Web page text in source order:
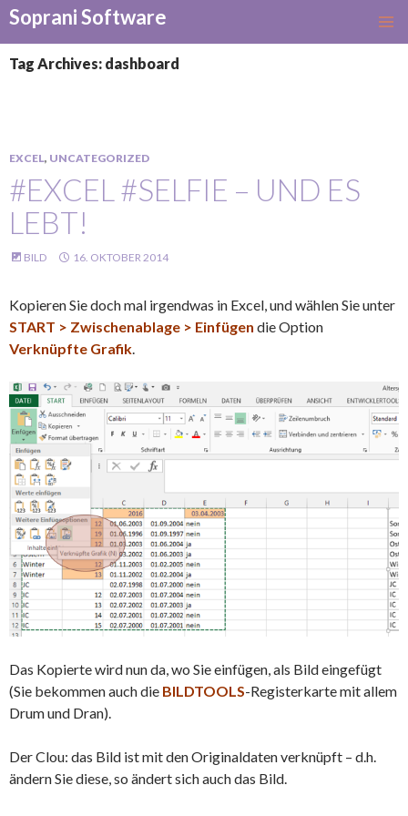
Soprani Software
TO
CONTENT
Tag Archives: dashboard
EXCEL, UNCATEGORIZED
#EXCEL #SELFIE – UND ES
LEBT!
BILD 16. OKTOBER 2014
Kopieren Sie doch mal irgendwas in Excel, und wählen Sie unter
START > Zwischenablage > Einfügen die Option
Verknüpfte Grafik.
Das Kopierte wird nun da, wo Sie einfügen, als Bild eingefügt
(Sie bekommen auch die BILDTOOLS-Registerkarte mit allem
Drum und Dran).
Der Clou: das Bild ist mit den Originaldaten verknüpft – d.h.
ändern Sie diese, so ändert sich auch das Bild.